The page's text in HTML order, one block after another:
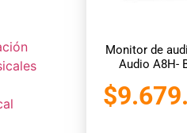
Monitor de
Audio A8H-
$